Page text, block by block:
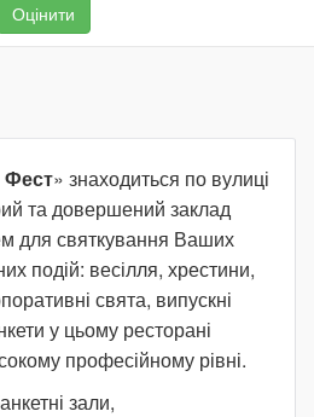
Оцінити
Фест» знаходиться по вулиці
та довершений заклад
для святкування Ваших
подій: весілля, хрестини,
свята, випускні
у цьому ресторані
професійному рівні.
зали,